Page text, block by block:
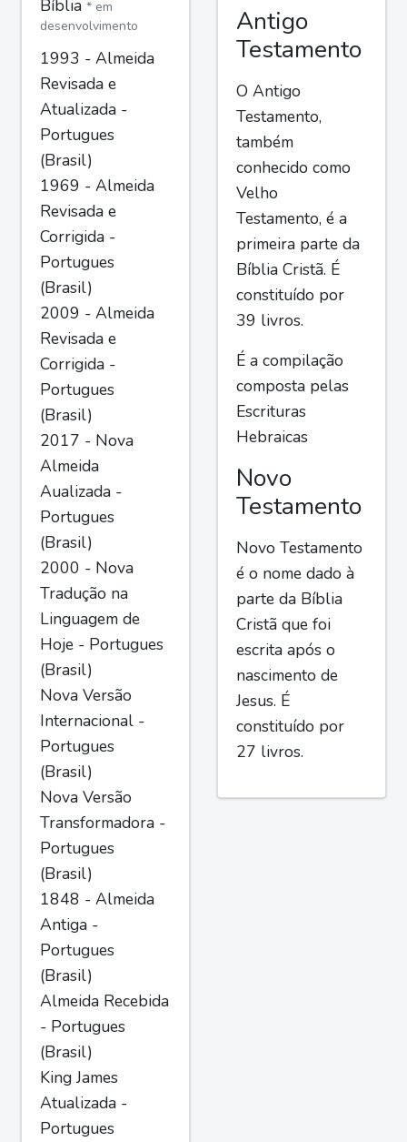
Bíblia * em
desenvolvimento
1993 - Almeida
Revisada e
Atualizada -
Portugues
(Brasil)
1969 - Almeida
Revisada e
Corrigida -
Portugues
(Brasil)
2009 - Almeida
Revisada e
Corrigida -
Portugues
(Brasil)
2017 - Nova
Almeida
Aualizada -
Portugues
(Brasil)
2000 - Nova
Tradução na
Linguagem de
Hoje - Portugues
(Brasil)
Nova Versão
Internacional -
Portugues
(Brasil)
Nova Versão
Transformadora -
Portugues
(Brasil)
1848 - Almeida
Antiga -
Portugues
(Brasil)
Almeida Recebida
- Portugues
(Brasil)
King James
Atualizada -
Portugues
Antigo
Testamento
O Antigo
Testamento,
também
conhecido como
Velho
Testamento, é a
primeira parte da
Bíblia Cristã. É
constituído por
39 livros.
É a compilação
composta pelas
Escrituras
Hebraicas
Novo
Testamento
Novo Testamento
é o nome dado à
parte da Bíblia
Cristã que foi
escrita após o
nascimento de
Jesus. É
constituído por
27 livros.